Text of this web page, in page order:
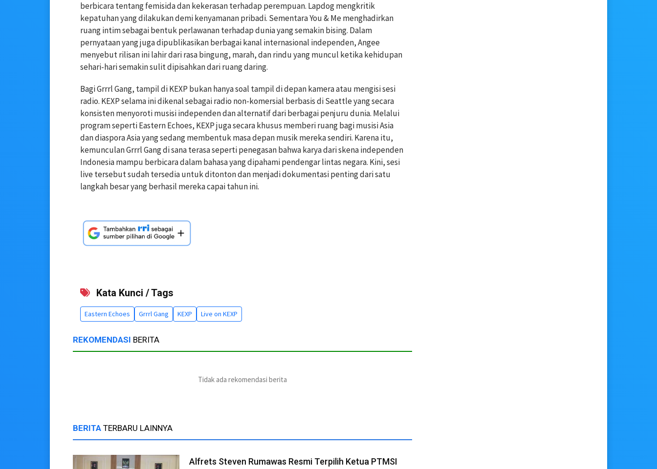
berbicara tentang femisida dan kekerasan terhadap perempuan. Lapdog mengkritik
kepatuhan yang dilakukan demi kenyamanan pribadi. Sementara You & Me menghadirkan
ruang intim sebagai bentuk perlawanan terhadap dunia yang semakin bising. Dalam
pernyataan yang juga dipublikasikan berbagai kanal internasional independen, Angee
menyebut rilisan ini lahir dari rasa bingung, marah, dan rindu yang muncul ketika kehidupan
sehari-hari semakin sulit dipisahkan dari ruang daring.
Bagi Grrrl Gang, tampil di KEXP bukan hanya soal tampil di depan kamera atau mengisi sesi
radio. KEXP selama ini dikenal sebagai radio non-komersial berbasis di Seattle yang secara
konsisten menyoroti musisi independen dan alternatif dari berbagai penjuru dunia. Melalui
program seperti Eastern Echoes, KEXP juga secara khusus memberi ruang bagi musisi Asia
dan diaspora Asia yang sedang membentuk masa depan musik mereka sendiri. Karena itu,
kemunculan Grrrl Gang di sana terasa seperti penegasan bahwa karya dari skena independen
Indonesia mampu berbicara dalam bahasa yang dipahami pendengar lintas negara. Kini, sesi
live tersebut sudah tersedia untuk ditonton dan menjadi dokumentasi penting dari satu
langkah besar yang berhasil mereka capai tahun ini.
Kata Kunci / Tags
Eastern Echoes Grrrl Gang KEXP Live on KEXP
REKOMENDASI BERITA
Tidak ada rekomendasi berita
BERITA TERBARU LAINNYA
Alfrets Steven Rumawas Resmi Terpilih Ketua PTMSI